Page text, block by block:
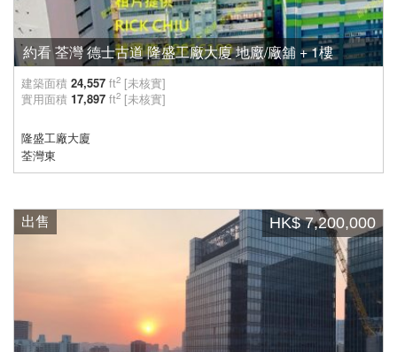
約看 荃灣 德士古道 隆盛工廠大廈 地廠/廠舖 + 1樓
建築面積 24,557 ft2 [未核實]
實用面積 17,897 ft2 [未核實]
隆盛工廠大廈
荃灣東
出售 HK$ 7,200,000